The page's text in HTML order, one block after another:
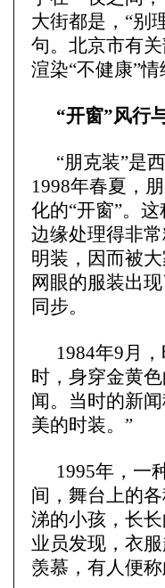
大街都是，“别
句。北京市有
渲染“不健康”情
“开窗”风行
“朋克装”是
1998年春夏，
化的“开窗”。
边缘处理得非
明装，因而被
网眼的服装出
同步。
1984年9月
时，身穿金黄
闻。当时的新
美的时装。”
1995年，一
间，舞台上的
涕的小孩，长
业员发现，衣
羡慕，有人便